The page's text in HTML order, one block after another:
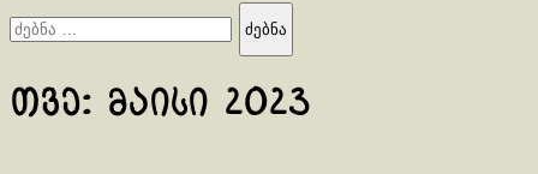
ძებნა:
თვე: მაისი 2023